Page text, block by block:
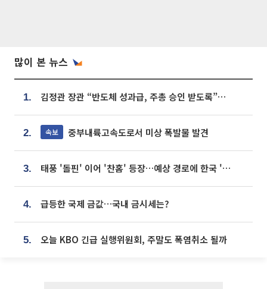
많이 본 뉴스
1. 김정관 장관 “반도체 성과급, 주총 승인 받도록”…상법·자본시장법 개정 시사
2. 속보 중부내륙고속도로서 미상 폭발물 발견
3. 태풍 '돌핀' 이어 '찬홈' 등장…예상 경로에 한국 '한숨'
4. 급등한 국제 금값…국내 금시세는?
5. 오늘 KBO 긴급 실행위원회, 주말도 폭염취소 될까